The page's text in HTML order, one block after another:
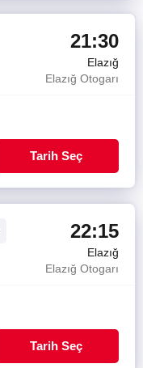
21:30
Elazığ
Elazığ Otogarı
Tarih Seç
22:15
Elazığ
Elazığ Otogarı
Tarih Seç